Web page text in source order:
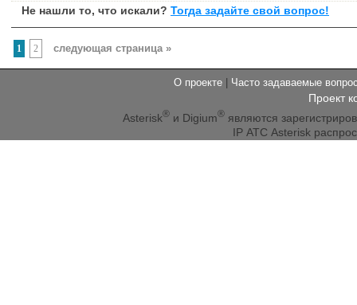
Не нашли то, что искали? Тогда задайте свой вопрос!
1 2 следующая страница »
О проекте | Часто задаваемые
Проект
Asterisk®и Digium®являются
IP АТС Asterisk